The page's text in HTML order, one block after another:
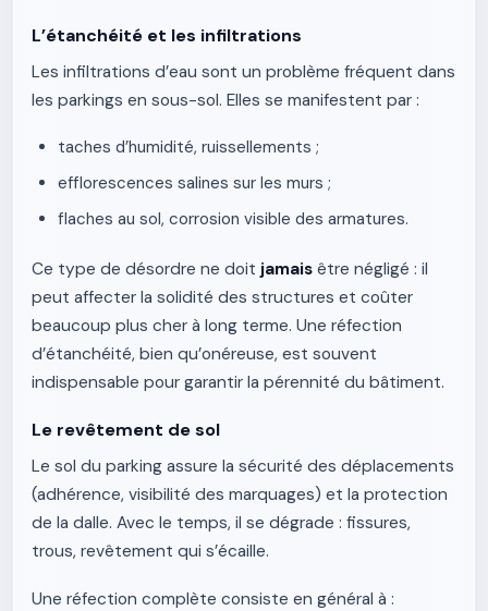
L’étanchéité et les infiltrations
Les infiltrations d’eau sont un problème fréquent dans
les parkings en sous-sol. Elles se manifestent par :
taches d’humidité, ruissellements ;
efflorescences salines sur les murs ;
flaches au sol, corrosion visible des armatures.
Ce type de désordre ne doit jamais être négligé : il
peut affecter la solidité des structures et coûter
beaucoup plus cher à long terme. Une réfection
d’étanchéité, bien qu’onéreuse, est souvent
indispensable pour garantir la pérennité du bâtiment.
Le revêtement de sol
Le sol du parking assure la sécurité des déplacements
(adhérence, visibilité des marquages) et la protection
de la dalle. Avec le temps, il se dégrade : fissures,
trous, revêtement qui s’écaille.
Une réfection complète consiste en général à :